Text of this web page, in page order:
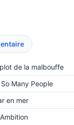
de la malbouffe
Many People
en mer